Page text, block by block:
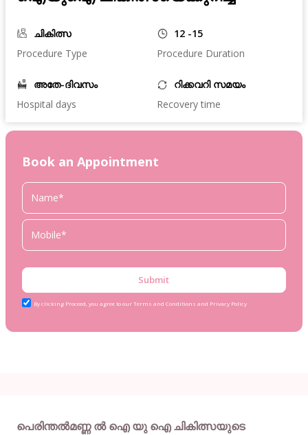
ചികിത്സ
Procedure Type
12 -15
Procedure Duration
അതേ-ദിവസം
Hospital days
റിക്കവറി സമയം
Recovery time
Book an Appointment
Submit
By clicking Proceed, you agree to our Terms and Conditions and Privacy Policy
പെരിന്തൽമണ്ണ ൽ ഐ യു ഐ ചികിത്സയുടെ